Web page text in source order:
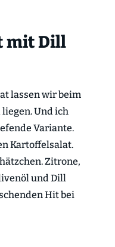
mit Dill
lassen wir beim
Und ich
Variante.
Kartoffelsalat.
Zitrone,
und Dill
Hit bei